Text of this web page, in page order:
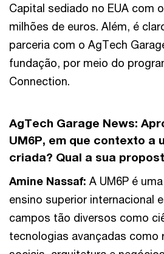
Capital sediado no EUA com
milhões de euros. Além, é
parceria com o AgTech
fundação, por meio do
Connection.
AgTech Garage News:
UM6P, em que contexto a
criada? Qual a sua
Amine Nassaf: A UM6P é
ensino superior internacional
campos tão diversos como
tecnologias avançadas como